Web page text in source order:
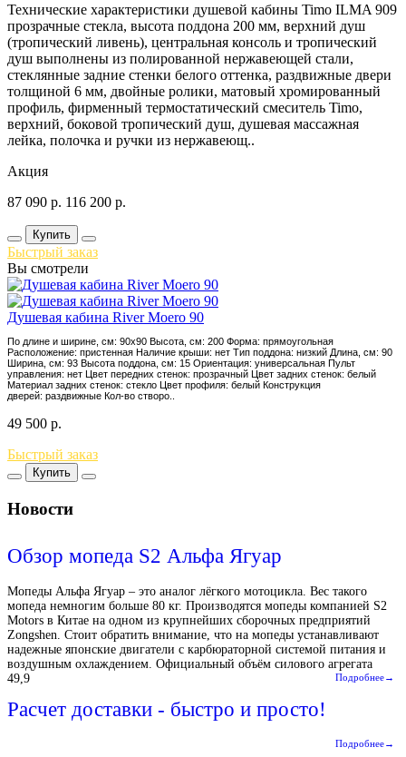
Технические характеристики душевой кабины Timo ILMA 909
прозрачные стекла, высота поддона 200 мм, верхний душ
(тропический ливень), центральная консоль и тропический
душ выполнены из полированной нержавеющей стали,
стеклянные задние стенки белого оттенка, раздвижные двери
толщиной 6 мм, двойные ролики, матовый хромированный
профиль, фирменный термостатический смеситель Timo,
верхний, боковой тропический душ, душевая массажная
лейка, полочка и ручки из нержавеющ..
Акция
87 090 р. 116 200 р.
Купить
Быстрый заказ
Вы смотрели
Душевая кабина River Moero 90
По длине и ширине, см: 90x90 Высота, см: 200 Форма: прямоугольная
Расположение: пристенная Наличие крыши: нет Тип поддона: низкий Длина, см: 90
Ширина, см: 93 Высота поддона, см: 15 Ориентация: универсальная Пульт
управления: нет Цвет передних стенок: прозрачный Цвет задних стенок: белый
Материал задних стенок: стекло Цвет профиля: белый Конструкция
дверей: раздвижные Кол-во створо..
49 500 р.
Быстрый заказ
Купить
Новости
Обзор мопеда S2 Альфа Ягуар
Мопеды Альфа Ягуар – это аналог лёгкого мотоцикла. Вес такого
мопеда немногим больше 80 кг. Производятся мопеды компанией S2
Motors в Китае на одном из крупнейших сборочных предприятий
Zongshen. Стоит обратить внимание, что на мопеды устанавливают
надежные японские двигатели с карбюраторной системой питания и
воздушным охлаждением. Официальный объём силового агрегата
49,9
Подробнее→
Расчет доставки - быстро и просто!
Подробнее→